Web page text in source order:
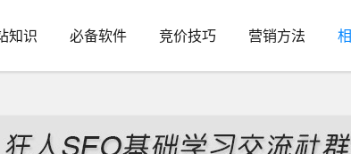
知识 必备软件 竞价技巧 营销方法